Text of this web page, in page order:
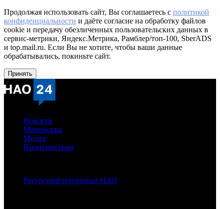
Продолжая использовать сайт, Вы соглашаетесь с политикой
конфиденциальности и даёте согласие на обработку файлов
cookie и передачу обезличенных пользовательских данных в
сервис-метрики, Яндекс.Метрика, Рамблер/топ-100, SberADS
и top.mail.ru. Если Вы не хотите, чтобы ваши данные
обрабатывались, покиньте сайт.
Принять
Новости
Материалы
Медиа
Происшествия
Ресурсный потенциал НАО